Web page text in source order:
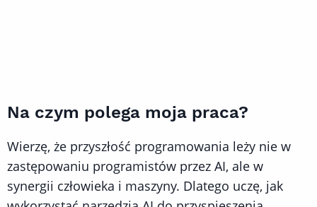
Na czym polega moja praca?
Wierzę, że przyszłość programowania leży nie w
zastępowaniu programistów przez AI, ale w
synergii człowieka i maszyny. Dlatego uczę, jak